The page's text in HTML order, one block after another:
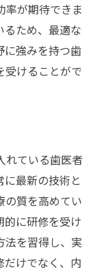
率が期待できま
るため、最適な
に強みを持つ歯
受けることがで
れている歯医者
最新の技術と
の質を高めてい
的に研修を受け
法を習得し、実
だけでなく、内